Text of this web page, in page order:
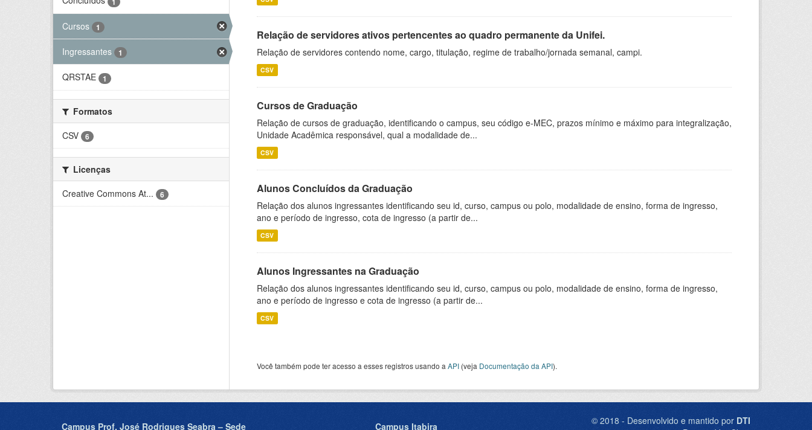
Cursos 1
Ingressantes 1
QRSTAE 1
Formatos
CSV
6
Licenças
Creative Commons At...
6
Relação de servidores ativos pertencentes ao quadro permanente da Unifei.
Relação de servidores contendo nome, cargo, titulação, regime de trabalho/jornada semanal, campi.
CSV
Cursos de Graduação
Relação de cursos de graduação, identificando o campus, seu código e-MEC, prazos mínimo e máximo para integralização,
Unidade Acadêmica responsável, qual a modalidade de...
CSV
Alunos Concluídos da Graduação
Relação dos alunos ingressantes identificando seu id, curso, campus ou polo, modalidade de ensino, forma de ingresso,
ano e período de ingresso, cota de ingresso (a partir de...
CSV
Alunos Ingressantes na Graduação
Relação dos alunos ingressantes identificando seu id, curso, campus ou polo, modalidade de ensino, forma de ingresso,
ano e período de ingresso e cota de ingresso (a partir de...
CSV
Você também pode ter acesso a esses registros usando a API (veja Documentação da API).
Campus Prof. José Rodrigues Seabra – Sede Campus Itabira © 2018 - Desenvolvido e mantido por DTI